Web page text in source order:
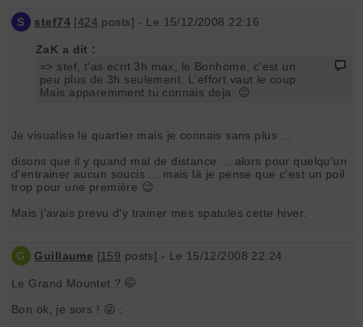
S stef74[424 posts] - Le 15/12/2008 22:16
ZaK a dit :
=> stef, t'as ecrit 3h max, le Bonhome, c'est un
peu plus de 3h seulement. L'effort vaut le coup.
Mais apparemment tu connais deja. 😉
Je visualise le quartier mais je connais sans plus ...
disons que il y quand mal de distance ... alors pour quelqu'un
d'entrainer aucun soucis ... mais là je pense que c'est un poil
trop pour une première 😉
Mais j'avais prevu d'y trainer mes spatules cette hiver.
G Guillaume [159 posts] - Le 15/12/2008 22:24
Le Grand Mountet ? 🤭
Bon ok, je sors ! 😜 :